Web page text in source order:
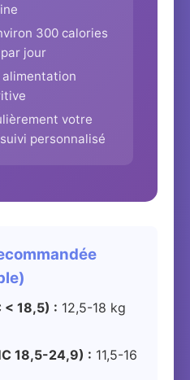
300 calories
jour
votre
personnalisé
< 18,5) : 12,5-18 kg
18,5-24,9) : 11,5-16